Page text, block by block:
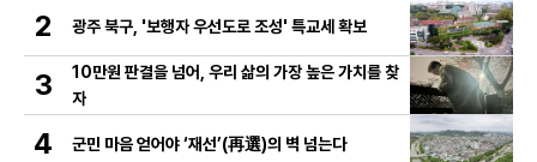
2 광주 북구, '보행자 우선도로 조성' 특교세 확보
3
10만원 판결을 넘어, 우리 삶의 가장 높은 가치를 찾
자
4 군민 마음 얻어야 ‘재선’(再選)의 벽 넘는다